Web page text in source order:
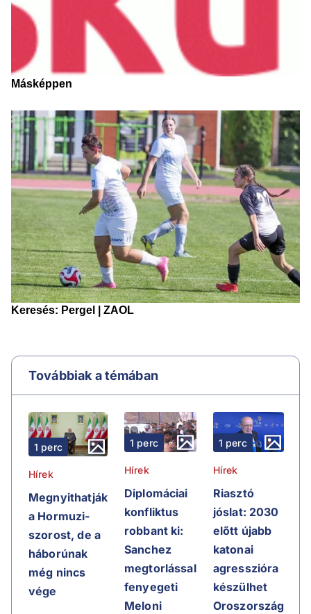
Továbbiak a témában
1 perc
Hírek
Megnyithatják
a Hormuzi-
szorost, de a
háborúnak
még nincs
vége
1 perc
Hírek
Diplomáciai
konfliktus
robbant ki:
Sanchez
megtorlással
fenyegeti
Meloni
1 perc
Hírek
Riasztó
jóslat: 2030
előtt újabb
katonai
agresszióra
készülhet
Oroszország